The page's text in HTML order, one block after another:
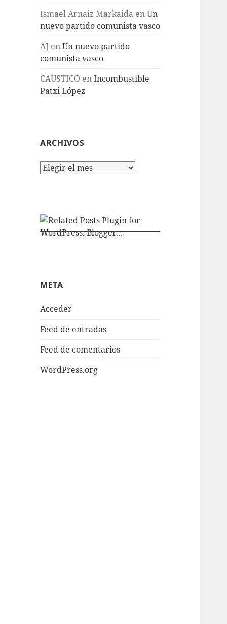
Ismael Arnaiz Markaida enUn
nuevo partido comunista vasco
AJ enUn nuevo partido
comunista vasco
CAUSTICO enIncombustible
Patxi López
ARCHIVOS
Archivos
META
Acceder
Feed de entradas
Feed de comentarios
WordPress.org